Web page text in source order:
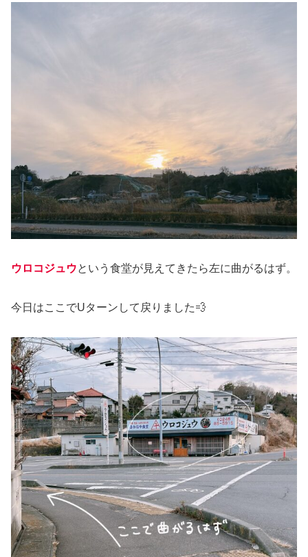
ウロコジュウという食堂が見えてきたら左に曲がるはず。
今日はここでUターンして戻りました💨